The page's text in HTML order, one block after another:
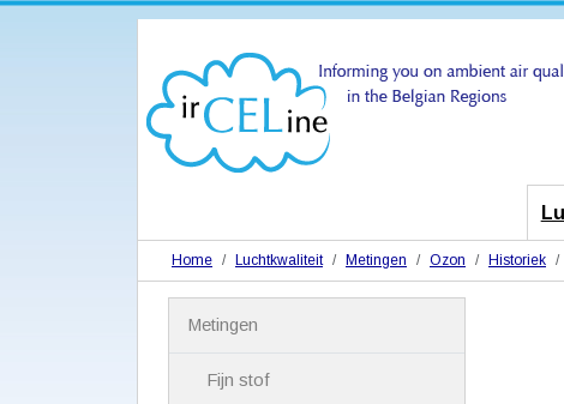
Home Luchtkwaliteit Metingen Ozon Historiek
Metingen
Fijn stof